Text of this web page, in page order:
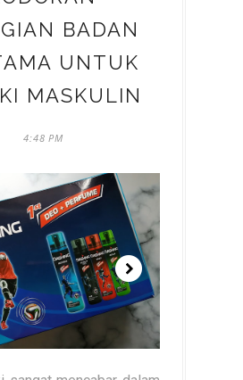
BADAN
UNTUK
MASKULIN
4:48 PM